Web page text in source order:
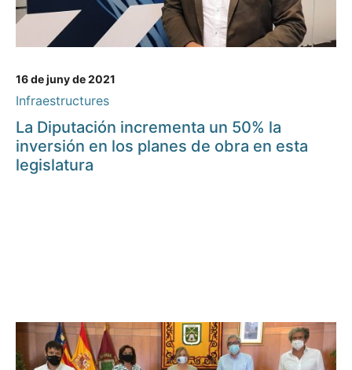
16 de juny de 2021
Infraestructures
La Diputación incrementa un 50% la
inversión en los planes de obra en esta
legislatura